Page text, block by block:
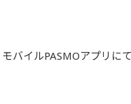
バイルPASMOアプリに